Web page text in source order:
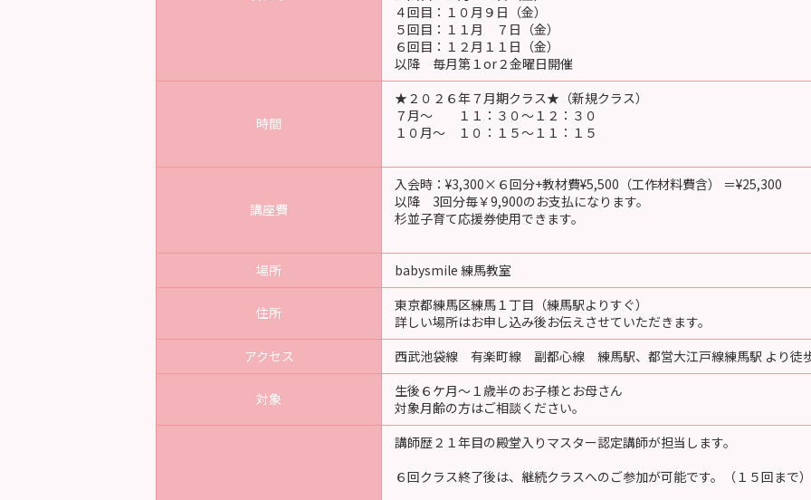
４回目：１０月９日（金）
５回目：１１月 ７日（金）
６回目：１２月１１日（金）
以降 毎月第１or２金曜日開催
時間
★２０２６年７月期クラス★（新規クラス）
７月～ １１：３０～１２：３０
１０月～ １０：１５～１１：１５
講座費
入会時：¥3,300×６回分+教材費¥5,500（工作材料費含） ＝¥25,300
以降 3回分毎￥9,900のお支払になります。
杉並子育て応援券使用できます。
場所 babysmile 練馬教室
住所
東京都練馬区練馬１丁目（練馬駅よりすぐ）
詳しい場所はお申し込み後お伝えさせていただきます。
アクセス
西武池袋線 有楽町線 副都心線 練馬駅、都営大江戸線練馬駅 より徒
対象
生後６ケ月〜１歳半のお子様とお母さん
対象月齢の方はご相談ください。
講師歴２１年目の殿堂入りマスター認定講師が担当します。
６回クラス終了後は、継続クラスへのご参加が可能です。（１５回まで）